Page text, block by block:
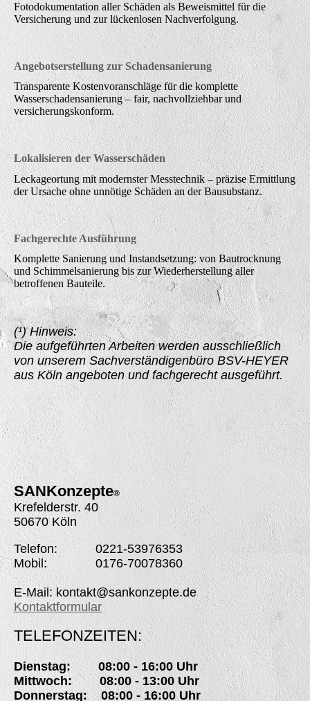
Fotodokumentation aller Schäden als Beweismittel für die
Versicherung und zur lückenlosen Nachverfolgung.
Angebotserstellung zur Schadensanierung
Transparente Kostenvoranschläge für die komplette
Wasserschadensanierung – fair, nachvollziehbar und
versicherungskonform.
Lokalisieren der Wasserschäden
Leckageortung mit modernster Messtechnik – präzise Ermittlung
der Ursache ohne unnötige Schäden an der Bausubstanz.
Fachgerechte Ausführung
Komplette Sanierung und Instandsetzung: von Bautrocknung
und Schimmelsanierung bis zur Wiederherstellung aller
betroffenen Bauteile.
(¹) Hinweis:
Die aufgeführten Arbeiten werden ausschließlich
von unserem Sachverständigenbüro BSV-HEYER
aus Köln angeboten und fachgerecht ausgeführt.
SANKonzepte®
Krefelderstr. 40
50670 Köln
Telefon: 0221-53976353
Mobil: 0176-70078360
E-Mail: kontakt@sankonzepte.de
Kontaktformular
TELEFONZEITEN:
Dienstag: 08:00 - 16:00 Uhr
Mittwoch: 08:00 - 13:00 Uhr
Donnerstag: 08:00 - 16:00 Uhr